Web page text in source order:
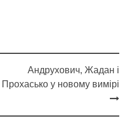
Андрухович, Жадан і
Прохасько у новому вимірі